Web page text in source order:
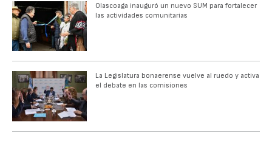
Olascoaga inauguró un nuevo SUM para fortalecer
las actividades comunitarias
La Legislatura bonaerense vuelve al ruedo y activa
el debate en las comisiones